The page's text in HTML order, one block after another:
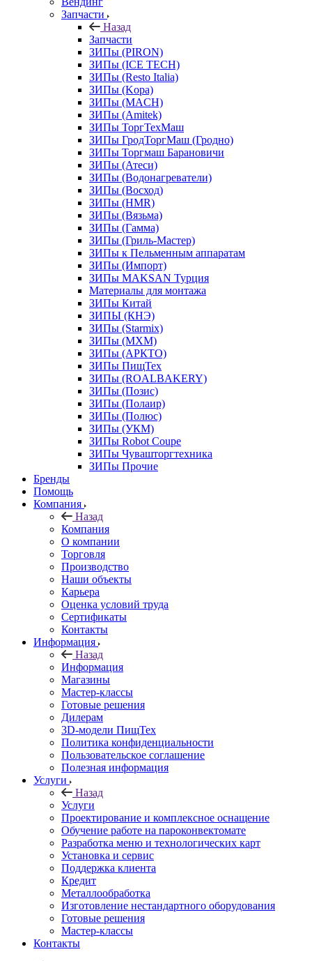
Запчасти
Назад
Запчасти
ЗИПы (PIRON)
ЗИПы (ICE TECH)
ЗИПы (Resto Italia)
ЗИПы (Kopa)
ЗИПы (MACH)
ЗИПы (Amitek)
ЗИПы ТоргТехМаш
ЗИПы ГродТоргМаш (Гродно)
ЗИПы Торгмаш Барановичи
ЗИПы (Атеси)
ЗИПы (Водонагреватели)
ЗИПы (Восход)
ЗИПы (HMR)
ЗИПы (Вязьма)
ЗИПы (Гамма)
ЗИПы (Гриль-Мастер)
ЗИПы к Пельменным аппаратам
ЗИПы (Импорт)
ЗИПы MAKSAN Турция
Материалы для монтажа
ЗИПы Китай
ЗИПЫ (КНЭ)
ЗИПы (Starmix)
ЗИПы (МХМ)
ЗИПы (АРКТО)
ЗИПы ПищТех
ЗИПы (ROALBAKERY)
ЗИПы (Позис)
ЗИПы (Полаир)
ЗИПы (Полюс)
ЗИПы (УКМ)
ЗИПы Robot Coupe
ЗИПы Чувашторгтехника
ЗИПы Прочие
Бренды
Помощь
Компания
Назад
Компания
О компании
Торговля
Производство
Наши объекты
Карьера
Оценка условий труда
Сертификаты
Контакты
Информация
Назад
Информация
Магазины
Мастер-классы
Готовые решения
Дилерам
3D-модели ПищТех
Политика конфиденциальности
Пользовательское соглашение
Полезная информация
Услуги
Назад
Услуги
Проектирование и комплексное оснащение
Обучение работе на пароконвектомате
Разработка меню и технологических карт
Установка и сервис
Поддержка клиента
Кредит
Металлообработка
Изготовление нестандартного оборудования
Готовые решения
Мастер-классы
Контакты